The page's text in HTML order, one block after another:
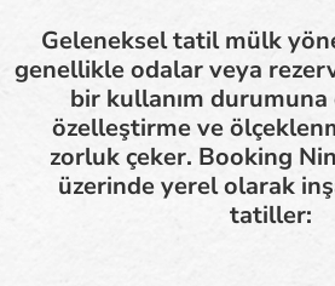
Geleneksel tatil mülk
genellikle odalar veya
bir kullanım durumuna
özelleştirme ve
zorluk çeker. Booking
üzerinde yerel olarak
tatiller: